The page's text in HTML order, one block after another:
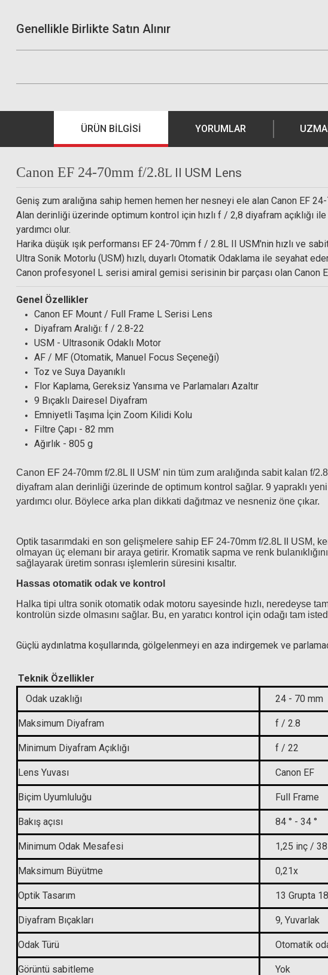
Genellikle Birlikte Satın Alınır
Hoya 82mm ND400 (9 Stop) Multi Coated ND Filtre
8.850,00 TL
LEE - Filters Adapter
4.114,98 TL
4.156,55 TL
Hoya 82mm Circular Polarize Slim Filtre
6.999,00 TL
17.272,10 TL
Hoya 82mm HD Multi Coating Circular Polarize Filtre
ÜRÜN BILGISI YORUMLAR
Canon EF 24-70mm f/2.8L II USM Lens
Geniş zum aralığına sahip hemen hemen her nesneyi ele alan Canon EF
Alan derinliği üzerinde optimum kontrol için hızlı f / 2,8 diyafram açıklığı
yardımcı olur.
Harika düşük ışık performansı EF 24-70mm f / 2.8L II USM'nin hızlı ve
Ultra Sonik Motorlu (USM) hızlı, duyarlı Otomatik Odaklama ile seyahat
Canon profesyonel L serisi amiral gemisi serisinin bir parçası olan Canon
Genel Özellikler
Canon EF Mount / Full Frame L Serisi Lens
Diyafram Aralığı: f / 2.8-22
USM - Ultrasonik Odaklı Motor
AF / MF (Otomatik, Manuel Focus Seçeneği)
Toz ve Suya Dayanıklı
Flor Kaplama, Gereksiz Yansıma ve Parlamaları Azaltır
9 Bıçaklı Dairesel Diyafram
Emniyetli Taşıma İçin Zoom Kilidi Kolu
Filtre Çapı - 82 mm
Ağırlık - 805 g
Canon EF 24-70mm f/2.8L II USM' nin tüm zum aralığında sabit kalan f/
diyafram alan derinliği üzerinde de optimum kontrol sağlar. 9 yapraklı
yardımcı olur. Böylece arka plan dikkati dağıtmaz ve nesneniz öne çıkar.
Optik tasarımdaki en son gelişmelere sahip EF 24-70mm f/2.8L II USM,
olmayan üç elemanı bir araya getirir. Kromatik sapma ve renk
sağlayarak üretim sonrası işlemlerin süresini kısaltır.
Hassas otomatik odak ve kontrol
Halka tipi ultra sonik otomatik odak motoru sayesinde hızlı, neredeyse
kontrolün sizde olmasını sağlar. Bu, en yaratıcı kontrol için odağı tam
Güçlü aydınlatma koşullarında, gölgelenmeyi en aza indirgemek ve
Teknik Özellikler
Odak uzaklığı
24 - 70 mm
Maksimum Diyafram f / 2.8
Minimum Diyafram Açıklığı f / 22
Lens Yuvası Canon EF
Biçim Uyumluluğu Full Frame
Bakış açısı 84 ° - 34 °
Minimum Odak Mesafesi 1,25 inç /
Maksimum Büyütme 0,21x
Optik Tasarım 13 Grupta
Diyafram Bıçakları 9, Yuvarlak
Odak Türü Otomatik
Görüntü sabitleme Yok